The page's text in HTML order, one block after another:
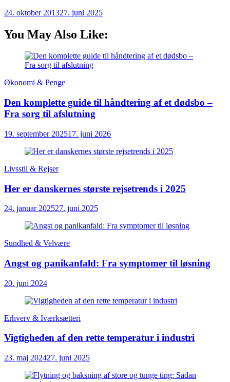
24. oktober 201327. juni 2025
You May Also Like:
Økonomi & Penge
Den komplette guide til håndtering af et dødsbo –
Fra sorg til afslutning
19. september 202517. juni 2026
Livsstil & Rejser
Her er danskernes største rejsetrends i 2025
24. januar 202527. juni 2025
Sundhed & Velvære
Angst og panikanfald: Fra symptomer til løsning
20. juni 2024
Erhverv & Iværksætteri
Vigtigheden af den rette temperatur i industri
23. maj 202427. juni 2025